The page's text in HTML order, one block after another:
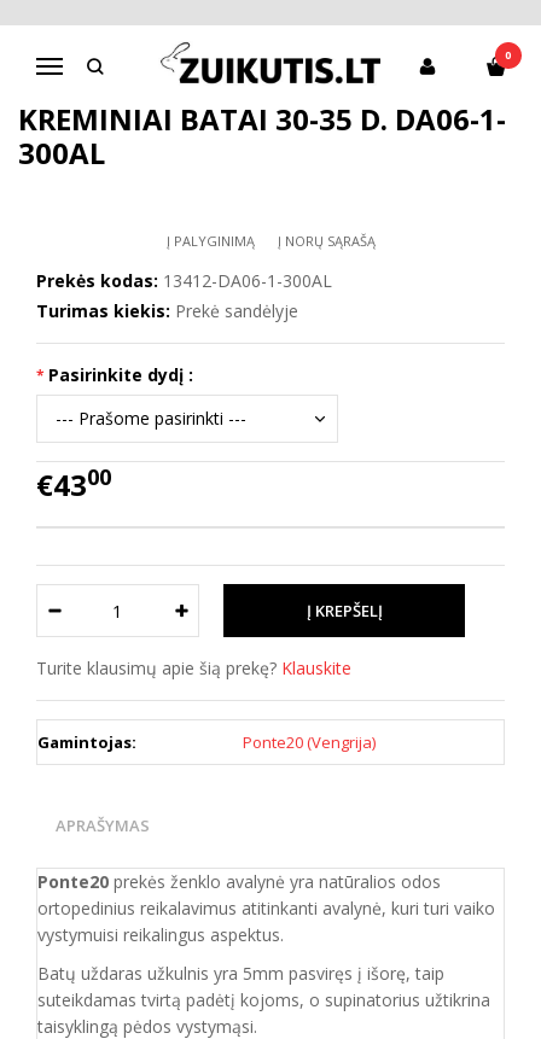
Navigacija
0
Pagrindinis Batai mergaitei
D.D.Step batai mergaitėms
Kreminiai batai 30-35 d. DA06-1-300AL
KREMINIAI BATAI 30-35 D. DA06-1-
300AL
Į PALYGINIMĄ Į NORŲ SĄRAŠĄ
Prekės kodas: 13412-DA06-1-300AL
Turimas kiekis: Prekė sandėlyje
Pasirinkite dydį :
€4300
Turite klausimų apie šią prekę? Klauskite
Gamintojas: Ponte20 (Vengrija)
APRAŠYMAS
Ponte20 prekės ženklo avalynė yra natūralios odos
ortopedinius reikalavimus atitinkanti avalynė, kuri turi vaiko
vystymuisi reikalingus aspektus.
Batų uždaras užkulnis yra 5mm pasviręs į išorę, taip
suteikdamas tvirtą padėtį kojoms, o supinatorius užtikrina
taisyklingą pėdos vystymąsi.